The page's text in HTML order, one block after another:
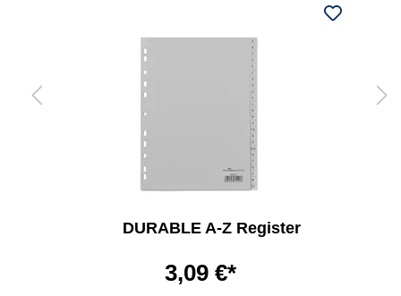
DURABLE A-Z Register
3,09 €*